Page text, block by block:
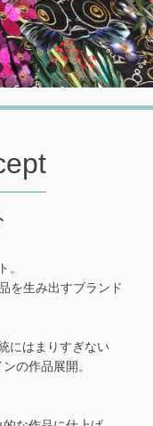
。
を生み出すブランド
にはまりすぎない
の作品展開。